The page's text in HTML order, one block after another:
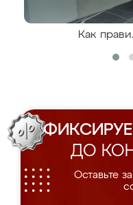
Как
ДО
Оставьте